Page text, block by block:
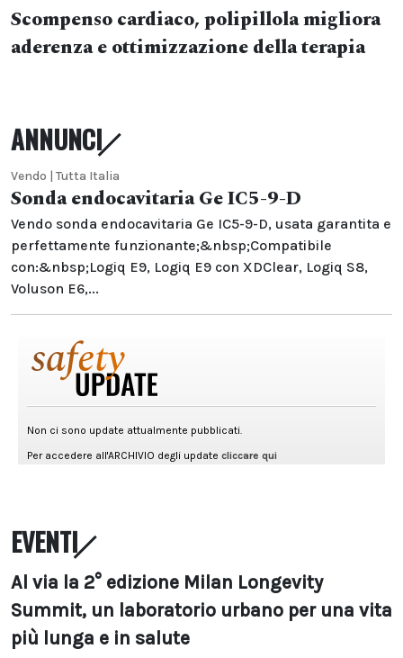
Scompenso cardiaco, polipillola migliora
aderenza e ottimizzazione della terapia
ANNUNCI
Vendo | Tutta Italia
Sonda endocavitaria Ge IC5-9-D
Vendo sonda endocavitaria Ge IC5-9-D, usata garantita e
perfettamente funzionante;&nbsp;Compatibile
con:&nbsp;Logiq E9, Logiq E9 con XDClear, Logiq S8,
Voluson E6,...
EVENTI
Al via la 2° edizione Milan Longevity
Summit, un laboratorio urbano per una vita
più lunga e in salute